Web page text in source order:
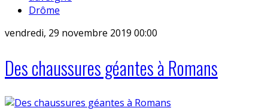
Drôme
vendredi, 29 novembre 2019 00:00
Des chaussures géantes à Romans